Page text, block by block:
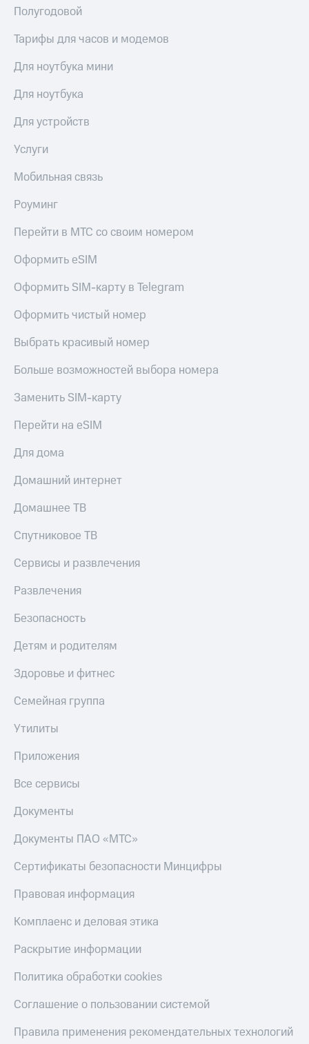
Полугодовой
Тарифы для часов и модемов
Для ноутбука мини
Для ноутбука
Для устройств
Услуги
Мобильная связь
Роуминг
Перейти в МТС со своим номером
Оформить eSIM
Оформить SIM-карту в Telegram
Оформить чистый номер
Выбрать красивый номер
Больше возможностей выбора номера
Заменить SIM-карту
Перейти на eSIM
Для дома
Домашний интернет
Домашнее ТВ
Спутниковое ТВ
Сервисы и развлечения
Развлечения
Безопасность
Детям и родителям
Здоровье и фитнес
Семейная группа
Утилиты
Приложения
Все сервисы
Документы
Документы ПАО «МТС»
Сертификаты безопасности Минцифры
Правовая информация
Комплаенс и деловая этика
Раскрытие информации
Политика обработки cookies
Соглашение о пользовании системой
Правила применения рекомендательных технологий